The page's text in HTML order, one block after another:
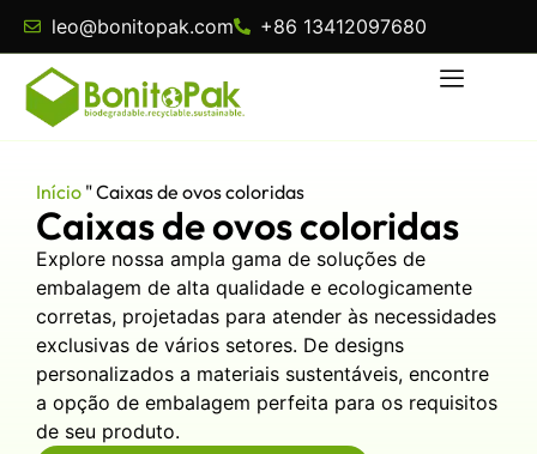
leo@bonitopak.com +86 13412097680
Início "Caixas de ovos coloridas
Caixas de ovos coloridas
Explore nossa ampla gama de soluções de
embalagem de alta qualidade e ecologicamente
corretas, projetadas para atender às necessidades
exclusivas de vários setores. De designs
personalizados a materiais sustentáveis, encontre
a opção de embalagem perfeita para os requisitos
de seu produto.